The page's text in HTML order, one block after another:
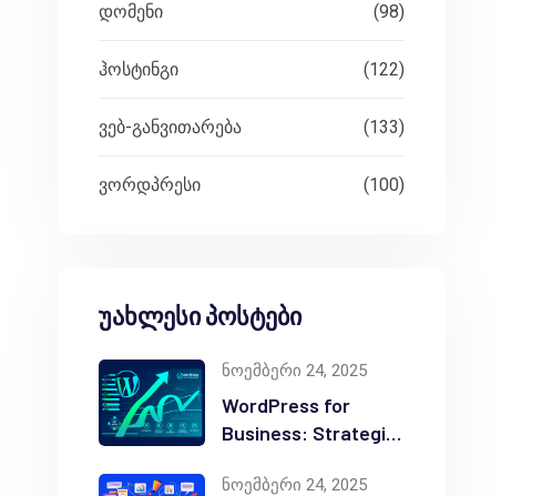
დომენი (98)
ჰოსტინგი (122)
ვებ-განვითარება (133)
ვორდპრესი (100)
უახლესი პოსტები
ნოემბერი 24, 2025
WordPress for
Business: Strategic
ნოემბერი 24, 2025